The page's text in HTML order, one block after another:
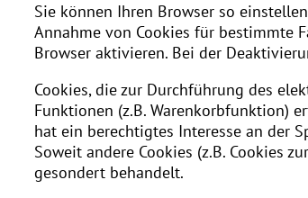
Sie können Ihren Browser so
Annahme von Cookies für bestimmte
Browser aktivieren. Bei der
Cookies, die zur Durchführung des
Funktionen (z.B. Warenkorbfunktion)
hat ein berechtigtes Interesse an der
Soweit andere Cookies (z.B. Cookies
gesondert behandelt.